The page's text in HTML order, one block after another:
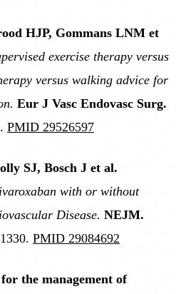
HJP, Gommans LNM et
exercise therapy versus
versus walking advice for
Eur J Vasc Endovasc Surg.
PMID 29526597
SJ, Bosch J et al.
with or without
Disease. NEJM.
PMID 29084692
the management of